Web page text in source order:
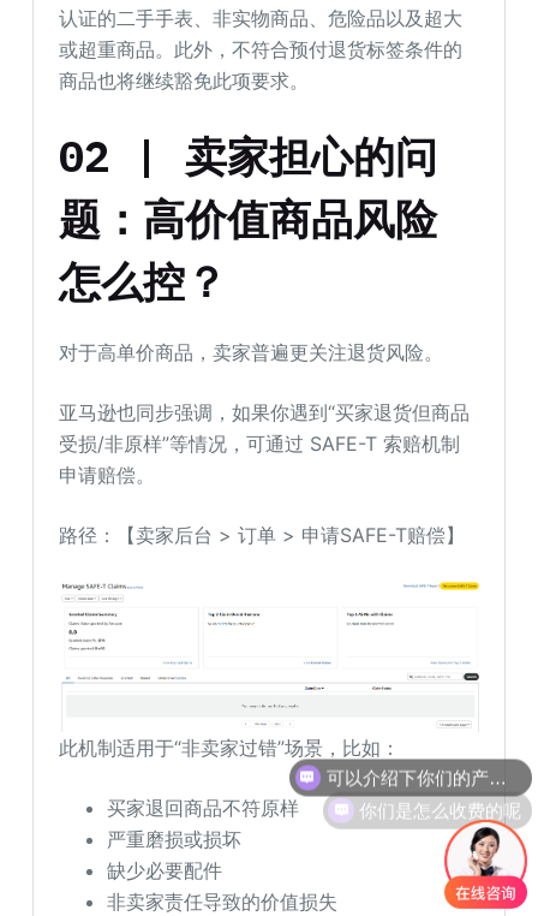
认证的二手手表、非实物商品、危险品以及超大
或超重商品。此外，不符合预付退货标签条件的
商品也将继续豁免此项要求。
02 | 卖家担心的问
题：高价值商品风险
怎么控？
对于高单价商品，卖家普遍更关注退货风险。
亚马逊也同步强调，如果你遇到“买家退货但商品
受损/非原样”等情况，可通过 SAFE-T 索赔机制
申请赔偿。
路径：【卖家后台 > 订单 > 申请SAFE-T赔偿】
此机制适用于“非卖家过错”场景，比如：
买家退回商品不符原样
严重磨损或损坏
缺少必要配件
非卖家责任导致的价值损失
你们是怎么收费的呢